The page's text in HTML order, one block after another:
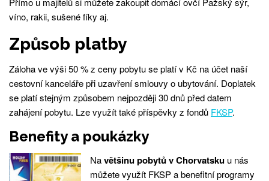
víno, rakii, sušené fíky aj.
Způsob platby
Záloha ve výši 50 % z ceny pobytu se platí v Kč na účet naší
cestovní kanceláře při uzavření smlouvy o ubytování. Doplatek
se platí stejným způsobem nejpozději 30 dnů před datem
zahájení pobytu. Lze využít také příspěvky z fondů FKSP.
Benefity a poukázky
Navětšinu pobytů v Chorvatsku u nás
můžete využít FKSP a benefitní programy